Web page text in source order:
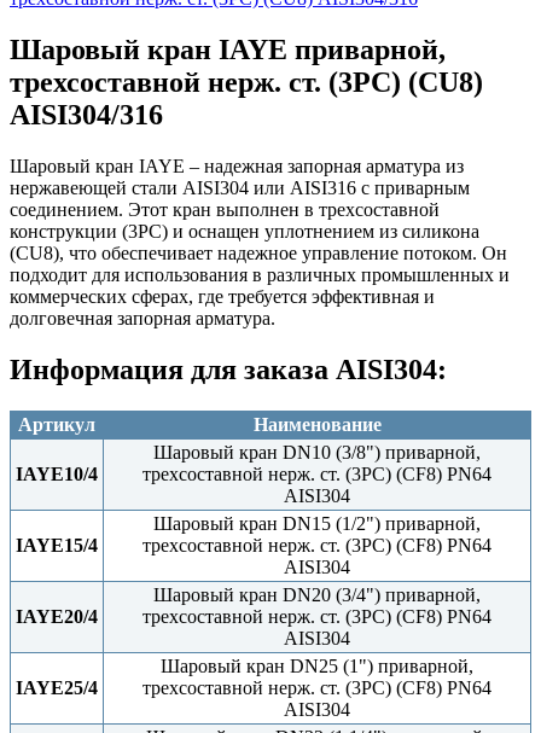
Шаровый кран IAYE приварной,
трехсоставной нерж. ст. (3PC) (CU8)
AISI304/316
Шаровый кран IAYE – надежная запорная арматура из
нержавеющей стали AISI304 или AISI316 с приварным
соединением. Этот кран выполнен в трехсоставной
конструкции (3PC) и оснащен уплотнением из силикона
(CU8), что обеспечивает надежное управление потоком. Он
подходит для использования в различных промышленных и
коммерческих сферах, где требуется эффективная и
долговечная запорная арматура.
Информация для заказа AISI304:
Артикул Наименование
IAYE10/4
Шаровый кран DN10 (3/8") приварной,
трехсоставной нерж. ст. (3PC) (CF8) PN64
AISI304
IAYE15/4
Шаровый кран DN15 (1/2") приварной,
трехсоставной нерж. ст. (3PC) (CF8) PN64
AISI304
IAYE20/4
Шаровый кран DN20 (3/4") приварной,
трехсоставной нерж. ст. (3PC) (CF8) PN64
AISI304
IAYE25/4
Шаровый кран DN25 (1") приварной,
трехсоставной нерж. ст. (3PC) (CF8) PN64
AISI304